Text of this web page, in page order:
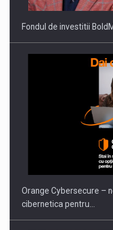
Fondul de investitii
Orange Cybersecure –
cibernetica pentru…